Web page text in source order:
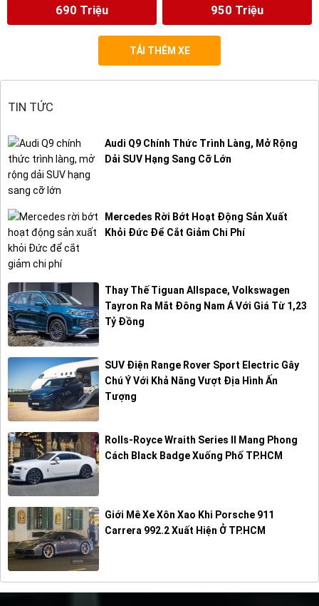
690 Triệu 950 Triệu
TẢI THÊM XE
TIN TỨC
Audi Q9 Chính Thức Trình Làng, Mở Rộng
Dải SUV Hạng Sang Cỡ Lớn
Mercedes Rời Bớt Hoạt Động Sản Xuất
Khỏi Đức Để Cắt Giảm Chi Phí
Thay Thế Tiguan Allspace, Volkswagen
Tayron Ra Mắt Đông Nam Á Với Giá Từ 1,23
Tỷ Đồng
SUV Điện Range Rover Sport Electric Gây
Chú Ý Với Khả Năng Vượt Địa Hình Ấn
Tượng
Rolls-Royce Wraith Series II Mang Phong
Cách Black Badge Xuống Phố TP.HCM
Giới Mê Xe Xôn Xao Khi Porsche 911
Carrera 992.2 Xuất Hiện Ở TP.HCM